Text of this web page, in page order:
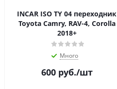
INCAR ISO TY 04 переходник
Toyota Camry, RAV-4, Corolla
2018+
Много
600руб./шт